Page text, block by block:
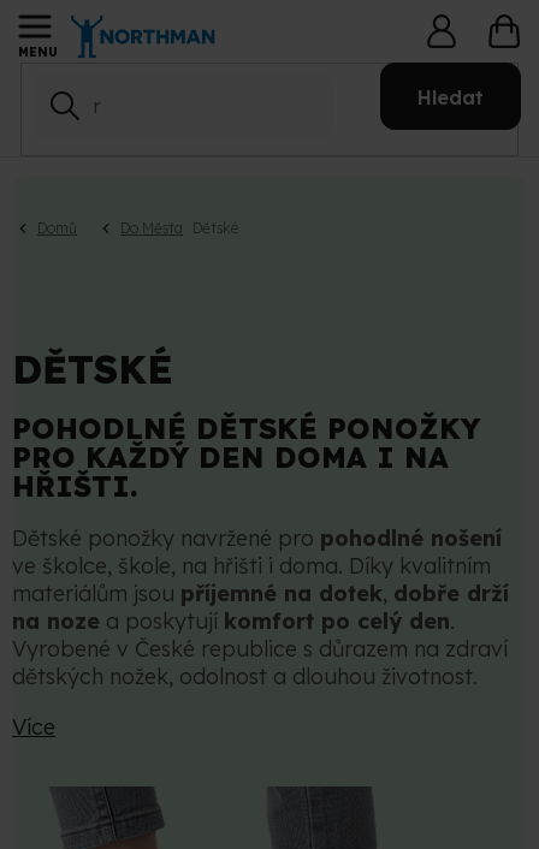
Přejít
na
Hledat
Domů Do Města Dětské
DĚTSKÉ
POHODLNÉ DĚTSKÉ PONOŽKY
PRO KAŽDÝ DEN DOMA I NA
HŘIŠTI.
Dětské ponožky navržené pro pohodlné nošení
ve školce, škole, na hřišti i doma. Díky kvalitním
materiálům jsou příjemné na dotek, dobře drží
na noze a poskytují komfort po celý den.
Vyrobené v České republice s důrazem na zdraví
dětských nožek, odolnost a dlouhou životnost.
Více